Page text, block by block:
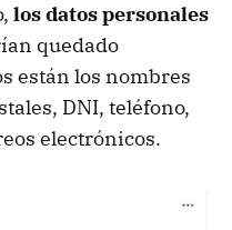
los datos personales
quedado
están los nombres
DNI, teléfono,
electrónicos.